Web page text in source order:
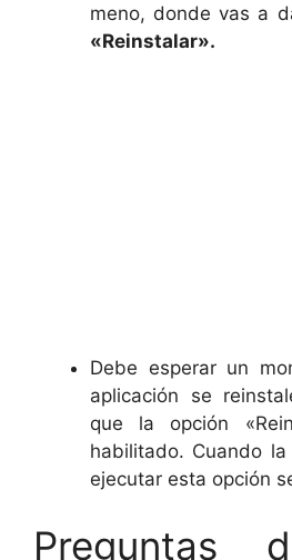
meno, donde vas a
«Reinstalar».
Debe esperar un
aplicación se
que la opción
habilitado. Cuando
ejecutar esta opción
Preguntas